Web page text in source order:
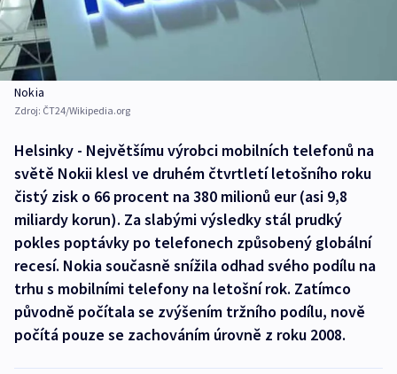
Nokia
Zdroj: ČT24/Wikipedia.org
Helsinky - Největšímu výrobci mobilních telefonů na
světě Nokii klesl ve druhém čtvrtletí letošního roku
čistý zisk o 66 procent na 380 milionů eur (asi 9,8
miliardy korun). Za slabými výsledky stál prudký
pokles poptávky po telefonech způsobený globální
recesí. Nokia současně snížila odhad svého podílu na
trhu s mobilními telefony na letošní rok. Zatímco
původně počítala se zvýšením tržního podílu, nově
počítá pouze se zachováním úrovně z roku 2008.